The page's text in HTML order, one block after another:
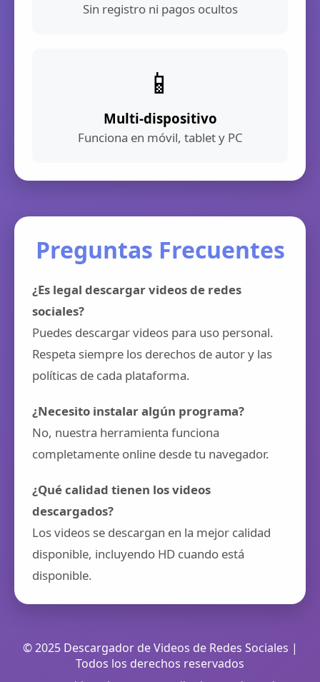
Sin registro ni pagos ocultos
📱
Multi-dispositivo
Funciona en móvil, tablet y PC
Preguntas Frecuentes
¿Es legal descargar videos de redes
sociales?
Puedes descargar videos para uso personal.
Respeta siempre los derechos de autor y las
políticas de cada plataforma.
¿Necesito instalar algún programa?
No, nuestra herramienta funciona
completamente online desde tu navegador.
¿Qué calidad tienen los videos
descargados?
Los videos se descargan en la mejor calidad
disponible, incluyendo HD cuando está
disponible.
© 2025 Descargador de Videos de Redes Sociales |
Todos los derechos reservados